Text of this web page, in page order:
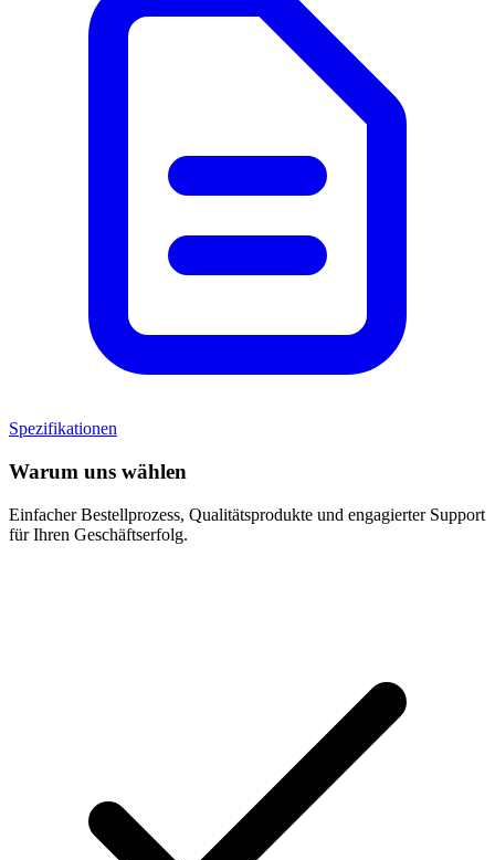
Spezifikationen
Warum uns wählen
Einfacher Bestellprozess, Qualitätsprodukte und engagierter Support
für Ihren Geschäftserfolg.